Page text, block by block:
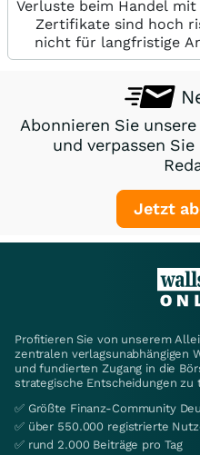
Verluste beim Handel
Zertifikate sind hoch
nicht für langfristige
Abonnieren Sie
und verpassen
Jetzt
Profitieren Sie von unserem
zentralen verlagsunabhängigen
und fundierten Zugang in die
strategische Entscheidungen zu
✅ Größte Finanz-Community
✅ über 550.000 registrierte
✅ rund 2.000 Beiträge pro Tag